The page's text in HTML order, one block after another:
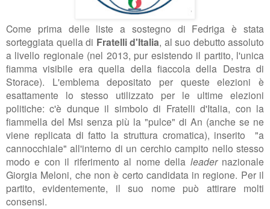
Come prima delle liste a sostegno di Fedriga è stata
sorteggiata quella di Fratelli d'Italia, al suo debutto assoluto
a livello regionale (nel 2013, pur esistendo il partito, l'unica
fiamma visibile era quella della fiaccola della Destra di
Storace). L'emblema depositato per queste elezioni è
esattamente lo stesso utilizzato per le ultime elezioni
politiche: c'è dunque il simbolo di Fratelli d'Italia, con la
fiammella del Msi senza più la "pulce" di An (anche se ne
viene replicata di fatto la struttura cromatica), inserito "a
cannocchiale" all'interno di un cerchio campito nello stesso
modo e con il riferimento al nome della leadernazionale
Giorgia Meloni, che non è certo candidata in regione. Per il
partito, evidentemente, il suo nome può attirare molti
consensi.